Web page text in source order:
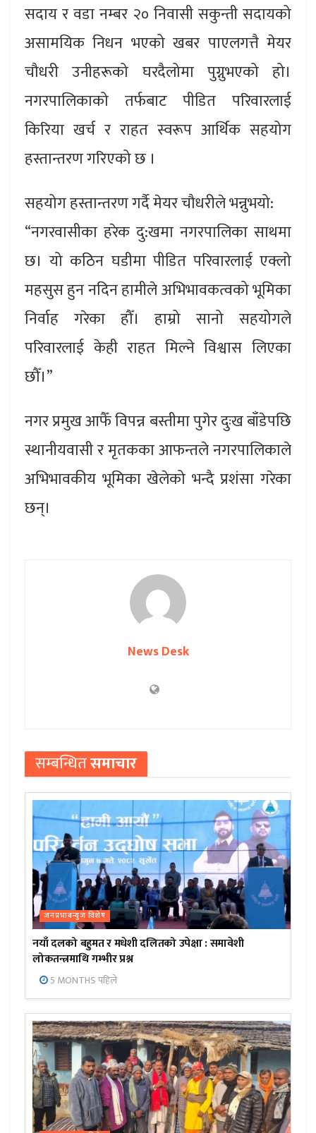
सदाय र वडा नम्बर २० निवासी सकुन्ती सदायको
असामयिक निधन भएको खबर पाएलगत्तै मेयर
चौधरी उनीहरूको घरदैलोमा पुग्नुभएको हो।
नगरपालिकाको तर्फबाट पीडित परिवारलाई
किरिया खर्च र राहत स्वरूप आर्थिक सहयोग
हस्तान्तरण गरिएको छ ।
सहयोग हस्तान्तरण गर्दै मेयर चौधरीले भन्नुभयो:
“नगरवासीका हरेक दु:खमा नगरपालिका साथमा
छ। यो कठिन घडीमा पीडित परिवारलाई एक्लो
महसुस हुन नदिन हामीले अभिभावकत्वको भूमिका
निर्वाह गरेका हौँ। हाम्रो सानो सहयोगले
परिवारलाई केही राहत मिल्ने विश्वास लिएका
छौँ।”
नगर प्रमुख आफैँ विपन्न बस्तीमा पुगेर दुःख बाँडेपछि
स्थानीयवासी र मृतकका आफन्तले नगरपालिकाले
अभिभावकीय भूमिका खेलेको भन्दै प्रशंसा गरेका
छन्।
News Desk
सम्बन्धितसमाचार
जनप्रभाबन्युज विशेष
नयाँ दलको बहुमत र मधेशी दलितको उपेक्षा : समावेशी
लोकतन्त्रमाथि गम्भीर प्रश्न
5 MONTHS पहिले